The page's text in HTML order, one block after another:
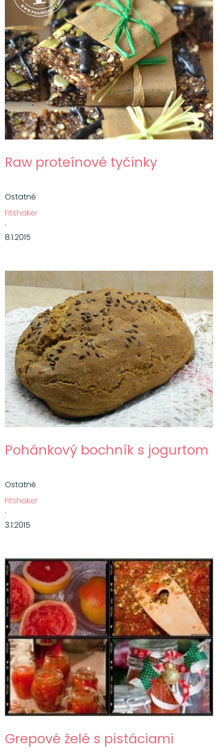
Raw proteínové tyčinky
Ostatné
Fitshaker
·
8.1.2015
Pohánkový bochník s jogurtom
Ostatné
Fitshaker
·
3.1.2015
Grepové želé s pistáciami